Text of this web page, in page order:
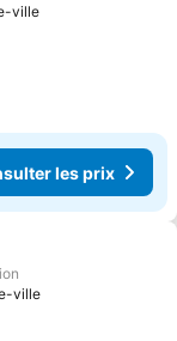
ville
les prix
favoris
ville